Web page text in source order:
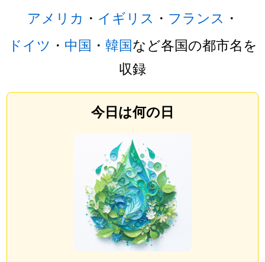
アメリカ ・ イギリス ・ フランス ・
ドイツ ・ 中国 ・ 韓国など各国の都市名を
収録
今日は何の日